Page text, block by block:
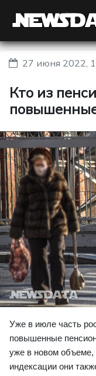
27 июня 2022,
Кто из
Уже в июле часть
повышенные
уже в новом объеме,
индексации они